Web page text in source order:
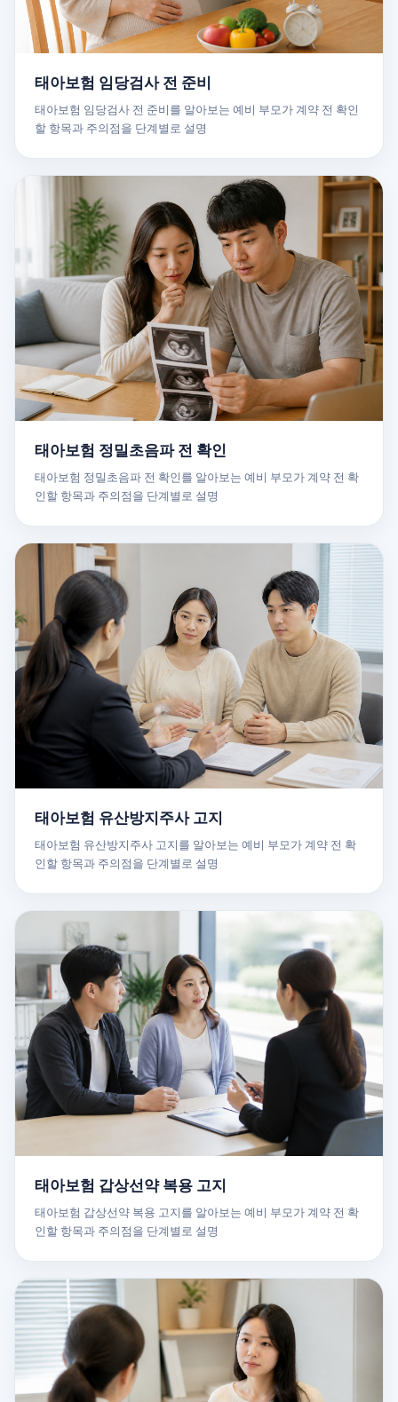
태아보험 임당검사 전 준비
태아보험 임당검사 전 준비를 알아보는 예비 부모가 계약 전 확인
할 항목과 주의점을 단계별로 설명
태아보험 정밀초음파 전 확인
태아보험 정밀초음파 전 확인를 알아보는 예비 부모가 계약 전 확
인할 항목과 주의점을 단계별로 설명
태아보험 유산방지주사 고지
태아보험 유산방지주사 고지를 알아보는 예비 부모가 계약 전 확
인할 항목과 주의점을 단계별로 설명
태아보험 갑상선약 복용 고지
태아보험 갑상선약 복용 고지를 알아보는 예비 부모가 계약 전 확
인할 항목과 주의점을 단계별로 설명